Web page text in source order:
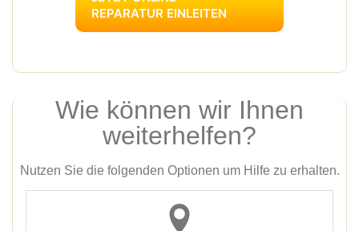
REPARATUR EINLEITEN
Wie können wir Ihnen
weiterhelfen?
Nutzen Sie die folgenden Optionen um Hilfe zu erhalten.